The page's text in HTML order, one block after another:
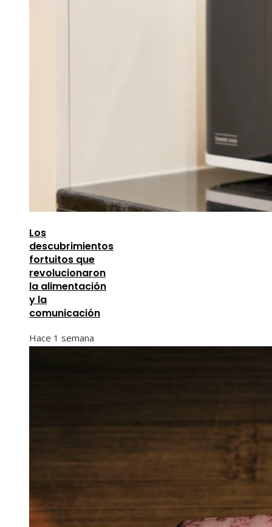
Los
descubrimientos
fortuitos que
revolucionaron
la alimentación
y la
comunicación
Hace 1 semana